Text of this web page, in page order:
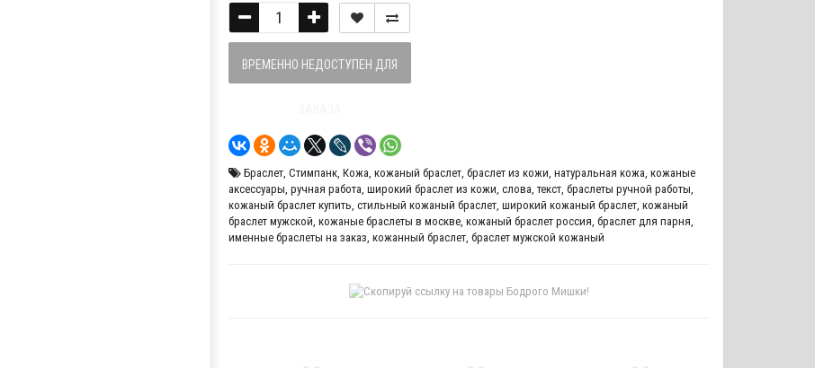
ВРЕМЕННО НЕДОСТУПЕН ДЛЯ
Браслет, Стимпанк, Кожа, кожаный браслет, браслет из кожи, натуральная кожа, кожаные
аксессуары, ручная работа, широкий браслет из кожи, слова, текст, браслеты ручной работы,
кожаный браслет купить, стильный кожаный браслет, широкий кожаный браслет, кожаный
браслет мужской, кожаные браслеты в москве, кожаный браслет россия, браслет для парня,
именные браслеты на заказ, кожанный браслет, браслет мужской кожаный